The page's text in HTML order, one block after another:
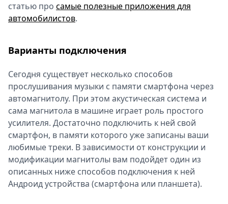
статью про самые полезные приложения для
автомобилистов.
Варианты подключения
Сегодня существует несколько способов
прослушивания музыки с памяти смартфона через
автомагнитолу. При этом акустическая система и
сама магнитола в машине играет роль простого
усилителя. Достаточно подключить к ней свой
смартфон, в памяти которого уже записаны ваши
любимые треки. В зависимости от конструкции и
модификации магнитолы вам подойдет один из
описанных ниже способов подключения к ней
Андроид устройства (смартфона или планшета).